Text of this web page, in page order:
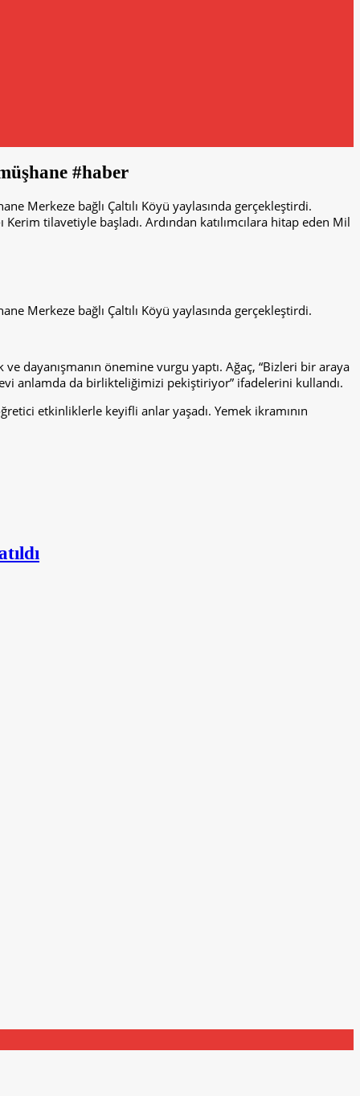
#haber
Merkeze bağlı Çaltılı Köyü yaylasında gerçekleştirdi.
tilavetiyle başladı. Ardından katılımcılara hitap eden Mil
Merkeze bağlı Çaltılı Köyü yaylasında gerçekleştirdi.
dayanışmanın önemine vurgu yaptı. Ağaç, “Bizleri bir araya
anlamda da birlikteliğimizi pekiştiriyor” ifadelerini kullandı.
etkinliklerle keyifli anlar yaşadı. Yemek ikramının